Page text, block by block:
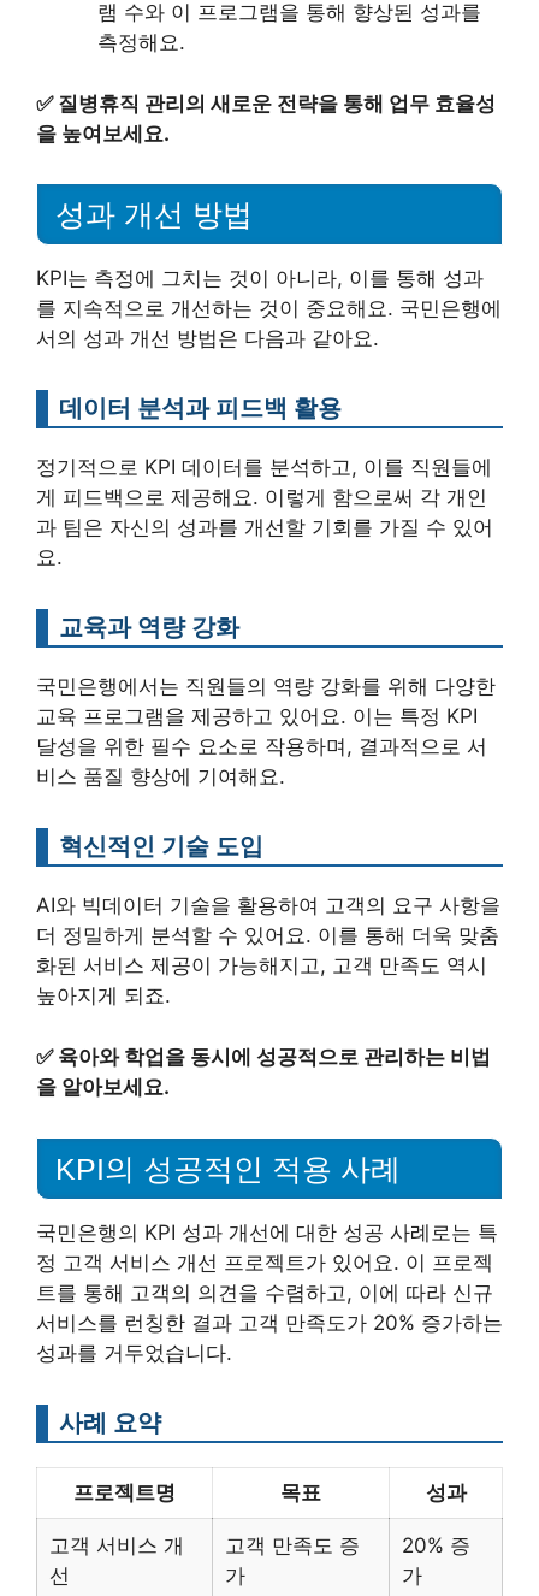
램 수와 이 프로그램을 통해 향상된 성과를
측정해요.
✅ 질병휴직 관리의 새로운 전략을 통해 업무 효율성
을 높여보세요.
성과 개선 방법
KPI는 측정에 그치는 것이 아니라, 이를 통해 성과
를 지속적으로 개선하는 것이 중요해요. 국민은행에
서의 성과 개선 방법은 다음과 같아요.
데이터 분석과 피드백 활용
정기적으로 KPI 데이터를 분석하고, 이를 직원들에
게 피드백으로 제공해요. 이렇게 함으로써 각 개인
과 팀은 자신의 성과를 개선할 기회를 가질 수 있어
요.
교육과 역량 강화
국민은행에서는 직원들의 역량 강화를 위해 다양한
교육 프로그램을 제공하고 있어요. 이는 특정 KPI
달성을 위한 필수 요소로 작용하며, 결과적으로 서
비스 품질 향상에 기여해요.
혁신적인 기술 도입
AI와 빅데이터 기술을 활용하여 고객의 요구 사항을
더 정밀하게 분석할 수 있어요. 이를 통해 더욱 맞춤
화된 서비스 제공이 가능해지고, 고객 만족도 역시
높아지게 되죠.
✅ 육아와 학업을 동시에 성공적으로 관리하는 비법
을 알아보세요.
KPI의 성공적인 적용 사례
국민은행의 KPI 성과 개선에 대한 성공 사례로는 특
정 고객 서비스 개선 프로젝트가 있어요. 이 프로젝
트를 통해 고객의 의견을 수렴하고, 이에 따라 신규
서비스를 런칭한 결과 고객 만족도가 20% 증가하는
성과를 거두었습니다.
사례 요약
프로젝트명 목표 성과
고객 서비스 개
선
고객 만족도 증
가
20% 증
가